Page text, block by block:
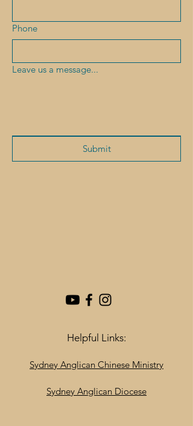
Phone
Leave us a message...
Submit
Helpful Links:
Sydney Anglican Chinese Ministry
Sydney Anglican Diocese